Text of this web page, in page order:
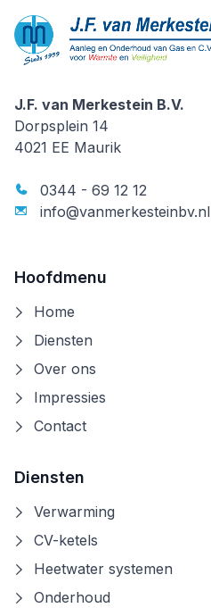
J.F. van Merkestein B.V.
J.F. van Merkestein B.V.
Dorpsplein 14
4021 EE Maurik
0344 - 69 12 12
info@vanmerkesteinbv.nl
Hoofdmenu
Home
Diensten
Over ons
Impressies
Contact
Diensten
Verwarming
CV-ketels
Heetwater systemen
Onderhoud